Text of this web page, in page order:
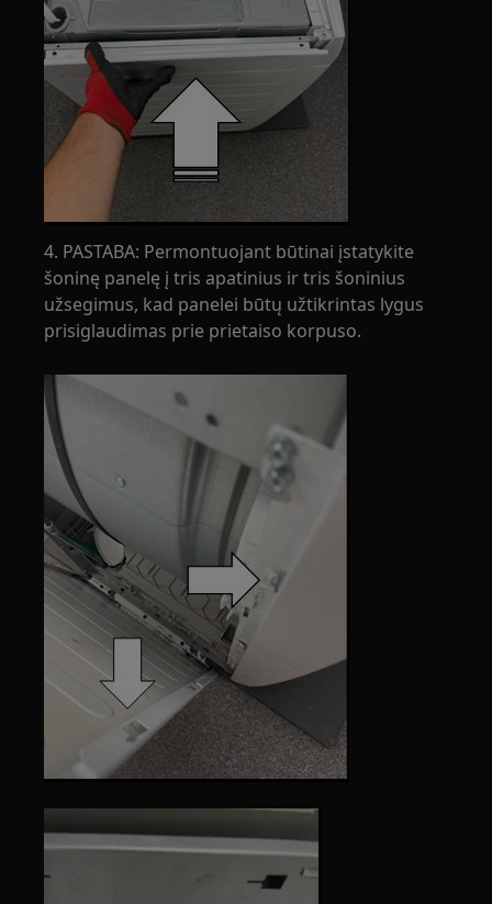
4. PASTABA: Permontuojant būtinai įstatykite
šoninę panelę į tris apatinius ir tris šoninius
užsegimus, kad panelei būtų užtikrintas lygus
prisiglaudimas prie prietaiso korpuso.